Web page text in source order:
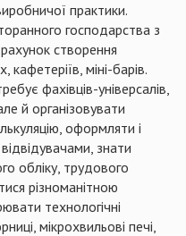
практики.
господарства з
створення
міні-барів.
фахівців-універсалів,
й організовувати
оформляти і
знати
обліку, трудового
різноманітною
технологічні
мікрохвильові печі,